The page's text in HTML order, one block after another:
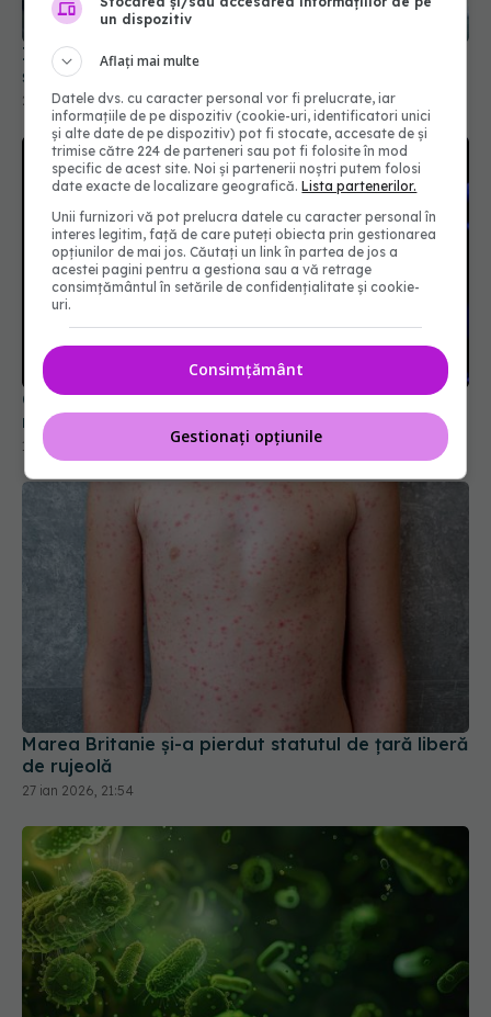
Infecția care te poate urmări 10 ani. Legătura
șocantă dintre spitalizare și bolile incurabile
25 feb 2026, 21:03
Candidozyma auris, ciuperca rezistentă la
medicamente, se răspândește rapid în Europa
11 sep 2025, 20:50
Marea Britanie și-a pierdut statutul de țară liberă
de rujeolă
27 ian 2026, 21:54
un dispozitiv
Aflați mai multe
Datele dvs. cu caracter personal vor fi prelucrate, iar
informațiile de pe dispozitiv (cookie-uri, identificatori unici
și alte date de pe dispozitiv) pot fi stocate, accesate de și
trimise către 224 de parteneri sau pot fi folosite în mod
specific de acest site. Noi și partenerii noștri putem folosi
date exacte de localizare geografică.Lista partenerilor.
Unii furnizori vă pot prelucra datele cu caracter personal în
interes legitim, față de care puteți obiecta prin gestionarea
opțiunilor de mai jos. Căutați un link în partea de jos a
acestei pagini pentru a gestiona sau a vă retrage
consimțământul în setările de confidențialitate și cookie-
uri.
Consimțământ
Gestionați opțiunile